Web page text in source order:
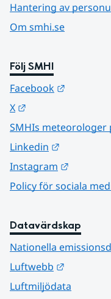
Hantering av
Om smhi.se
Följ SMHI
Facebook
X
SMHIs meteorologer
Linkedin
Instagram
Policy för sociala
Datavärdskap
Nationella
Luftwebb
Luftmiljödata